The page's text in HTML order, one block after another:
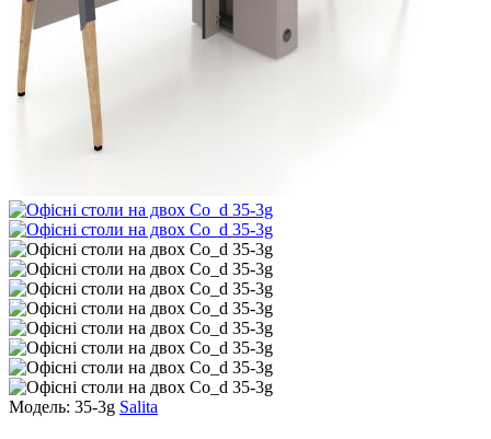
Модель: 35-3g Salita